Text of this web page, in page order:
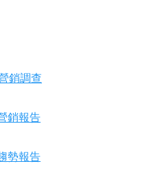
銷調查
銷報告
勢報告